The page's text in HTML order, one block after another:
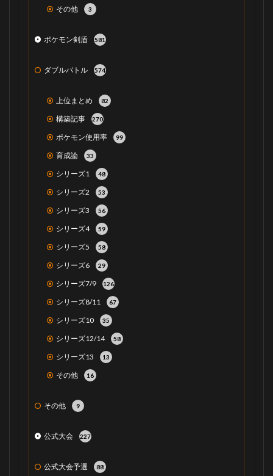
その他 3
ポケモン剣盾 581
ダブルバトル 574
上位まとめ 82
構築記事 270
ポケモン使用率 99
育成論 33
シリーズ1 48
シリーズ2 53
シリーズ3 56
シリーズ4 59
シリーズ5 58
シリーズ6 29
シリーズ7/9 126
シリーズ8/11 67
シリーズ10 35
シリーズ12/14 58
シリーズ13 13
その他 16
その他 9
公式大会 227
公式大会予選 88